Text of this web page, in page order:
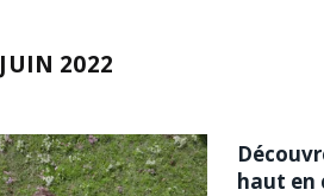
JUIN 2022
haut en